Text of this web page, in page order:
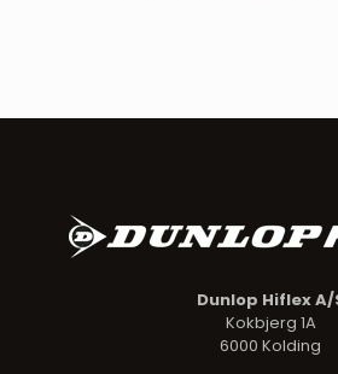
Dunlop Hiflex A/
Kokbjerg 1A
6000 Kolding